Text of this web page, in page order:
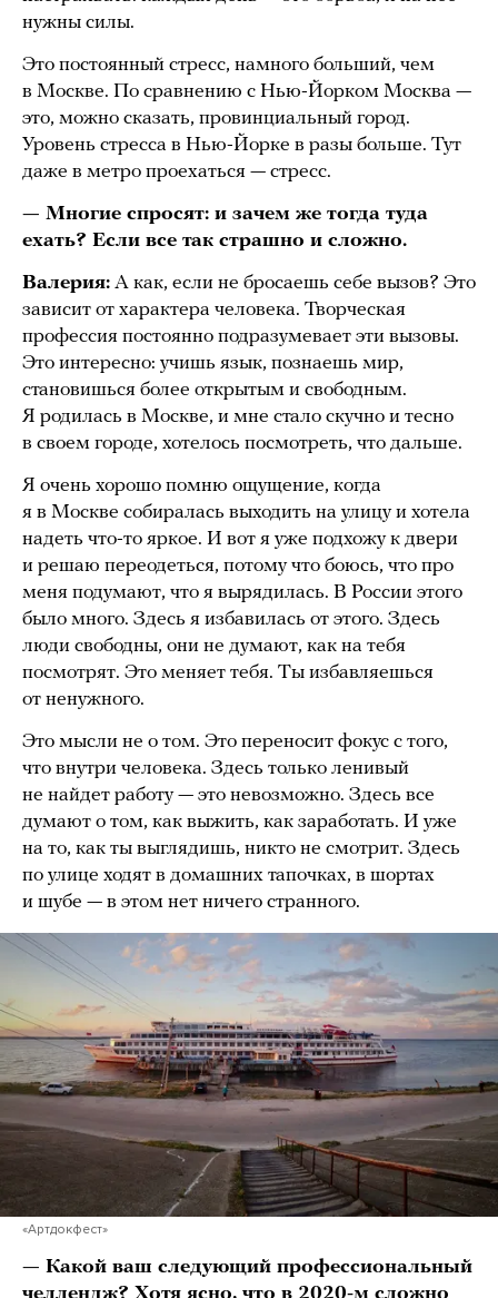
нужны силы.
Это постоянный стресс, намного больший, чем
в Москве. По сравнению с Нью-Йорком Москва —
это, можно сказать, провинциальный город.
Уровень стресса в Нью-Йорке в разы больше. Тут
даже в метро проехаться — стресс.
— Многие спросят: и зачем же тогда туда
ехать? Если все так страшно и сложно.
Валерия: А как, если не бросаешь себе вызов? Это
зависит от характера человека. Творческая
профессия постоянно подразумевает эти вызовы.
Это интересно: учишь язык, познаешь мир,
становишься более открытым и свободным.
Я родилась в Москве, и мне стало скучно и тесно
в своем городе, хотелось посмотреть, что дальше.
Я очень хорошо помню ощущение, когда
я в Москве собиралась выходить на улицу и хотела
надеть что-то яркое. И вот я уже подхожу к двери
и решаю переодеться, потому что боюсь, что про
меня подумают, что я вырядилась. В России этого
было много. Здесь я избавилась от этого. Здесь
люди свободны, они не думают, как на тебя
посмотрят. Это меняет тебя. Ты избавляешься
от ненужного.
Это мысли не о том. Это переносит фокус с того,
что внутри человека. Здесь только ленивый
не найдет работу — это невозможно. Здесь все
думают о том, как выжить, как заработать. И уже
на то, как ты выглядишь, никто не смотрит. Здесь
по улице ходят в домашних тапочках, в шортах
и шубе — в этом нет ничего странного.
«Артдокфест»
— Какой ваш следующий профессиональный